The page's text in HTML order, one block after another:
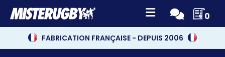
0
FABRICATION FRANÇAISE - DEPUIS 2006